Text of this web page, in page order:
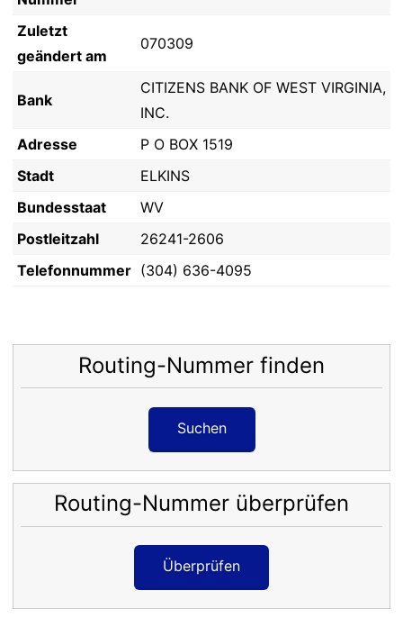
Zuletzt
geändert am
070309
Bank
CITIZENS BANK OF WEST VIRGINIA,
INC.
Adresse
P O BOX 1519
Stadt
ELKINS
Bundesstaat
WV
Postleitzahl
26241-2606
Telefonnummer (304) 636-4095
Routing-Nummer finden
Suchen
Routing-Nummer überprüfen
Überprüfen